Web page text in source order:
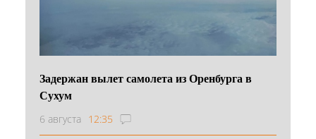
Задержан вылет самолета из Оренбурга в
Сухум
6 августа 12:35